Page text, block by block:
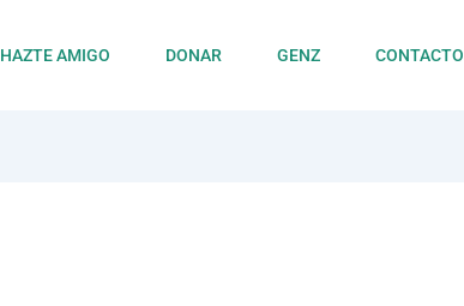
HAZTE AMIGO DONAR GENZ CONTACTO